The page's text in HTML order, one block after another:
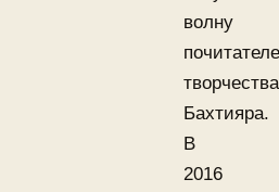
волну
творчества
Бахтияра.
В
2016